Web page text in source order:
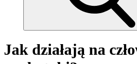
Jak działają na